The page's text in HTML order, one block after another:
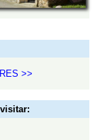
>>